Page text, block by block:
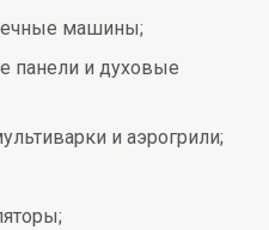
машины;
панели и духовые
и аэрогрили;